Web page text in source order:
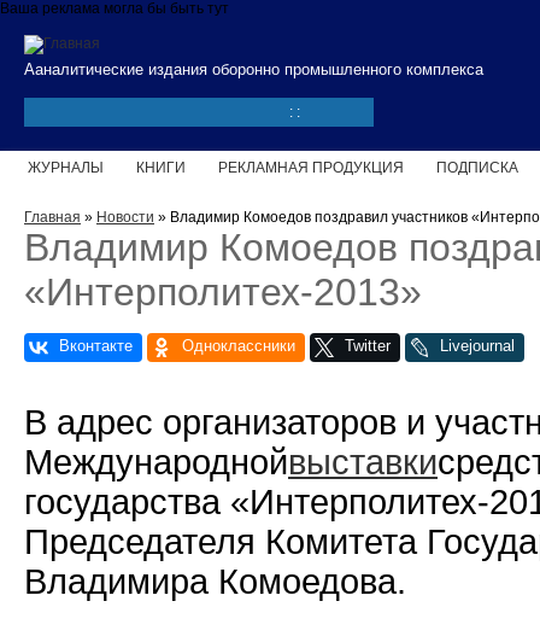
Перейти к основному содержанию
Ваша реклама могла бы быть тут
Ааналитические издания оборонно промышленного комплекса
: :
ЖУРНАЛЫ КНИГИ РЕКЛАМНАЯ ПРОДУКЦИЯ ПОДПИСКА
Вы здесь
Главная » Новости » Владимир Комоедов поздравил участников
Владимир Комоедов
«Интерполитех-2013»
В адрес организаторов и
Международнойвыставки
государства «Интерполитех-
Председателя Комитета
Владимира Комоедова.